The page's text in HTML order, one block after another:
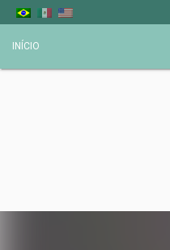
INÍCIO